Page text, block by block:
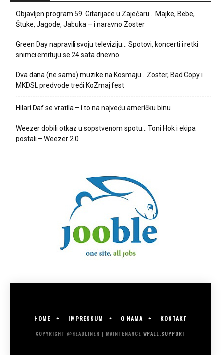
Objavljen program 59. Gitarijade u Zaječaru… Majke, Bebe,
Štuke, Jagode, Jabuka – i naravno Zoster
Green Day napravili svoju televiziju… Spotovi, koncerti i retki
snimci emituju se 24 sata dnevno
Dva dana (ne samo) muzike na Kosmaju… Zoster, Bad Copy i
MKDSL predvode treći KoZmaj fest
Hilari Daf se vratila – i to na najveću američku binu
Weezer dobili otkaz u sopstvenom spotu… Toni Hok i ekipa
postali – Weezer 2.0
HOME IMPRESSUM O NAMA KONTAKT
COPYRIGHT @HEADLINER | MAINTENANCE WPALL.SUPPORT